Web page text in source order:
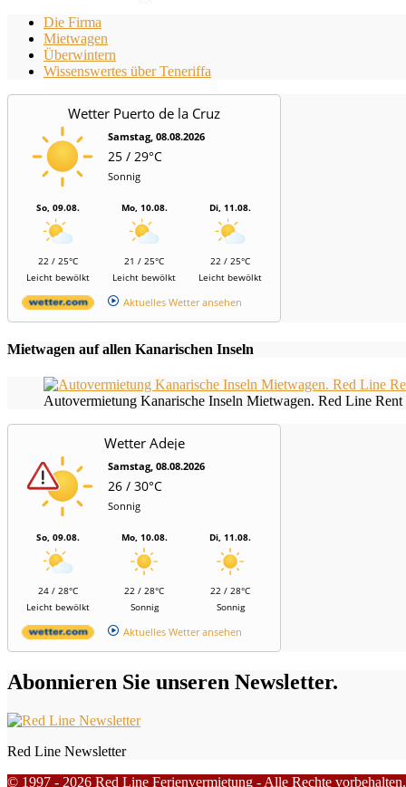
Die Firma
Mietwagen
Überwintern
Wissenswertes über Teneriffa
Wetter Puerto de la Cruz
Samstag, 08.08.2026
25 / 29°C
Sonnig
So, 09.08.
22 / 25°C
Leicht bewölkt
Mo, 10.08.
21 / 25°C
Leicht bewölkt
Di, 11.08.
22 / 25°C
Leicht bewölkt
Aktuelles Wetter ansehen
Mietwagen auf allen Kanarischen Inseln
Autovermietung Kanarische Inseln Mietwagen. Red Line Rent
Wetter Adeje
Samstag, 08.08.2026
26 / 30°C
Sonnig
So, 09.08.
24 / 28°C
Leicht bewölkt
Mo, 10.08.
22 / 28°C
Sonnig
Di, 11.08.
22 / 28°C
Sonnig
Aktuelles Wetter ansehen
Abonnieren Sie unseren Newsletter.
Red Line Newsletter
© 1997 - 2026 Red Line Ferienvermietung - Alle Rechte vorbehalten.